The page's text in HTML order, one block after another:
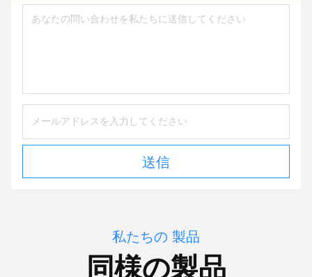
送信
私たちの 製品
同様の製品